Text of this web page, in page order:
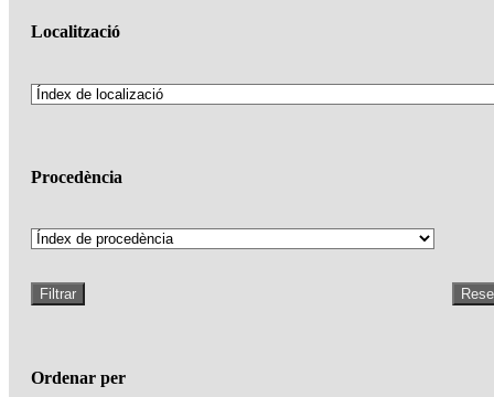
Localització
Procedència
Filtrar
Ordenar per